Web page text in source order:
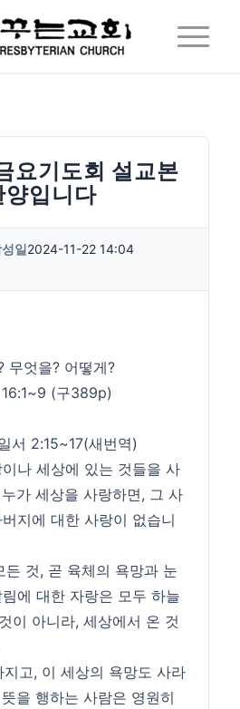
요기도회 설교본
양입니다
일2024-11-22 14:04
무엇을? 어떻게?
(구389p)
서 2:15~17(새번역)
나 세상에 있는 것들을 사
가 세상을 사랑하면, 그 사
지에 대한 사랑이 없습니
든 것, 곧 육체의 욕망과 눈
에 대한 자랑은 모두 하늘
이 아니라, 세상에서 온 것
지고, 이 세상의 욕망도 사라
을 행하는 사람은 영원히